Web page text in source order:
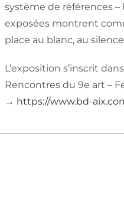
système de références
exposées montrent
place au blanc, au
L’exposition s’inscrit
Rencontres du 9e art –
→ https://www.bd-